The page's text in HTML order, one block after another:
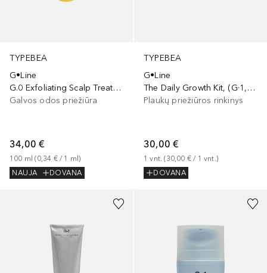
TYPEBEA
G•Line
G.0 Exfoliating Scalp Treatment
Galvos odos priežiūra
34,00 €
100 ml (0,34 € / 1 ml)
NAUJA
DOVANA
TYPEBEA
G•Line
The Daily Growth Kit, (G·1, G·2, G·3 Minis)
Plaukų priežiūros rinkinys
30,00 €
1 vnt. (30,00 € / 1 vnt. )
DOVANA